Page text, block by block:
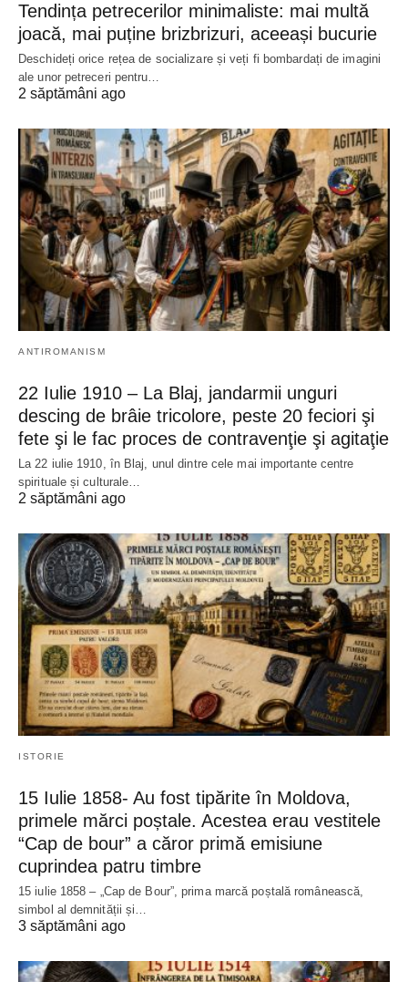
Tendința petrecerilor minimaliste: mai multă
joacă, mai puține brizbrizuri, aceeași bucurie
Deschideți orice rețea de socializare și veți fi bombardați de imagini
ale unor petreceri pentru…
2 săptămâni ago
ANTIROMANISM
22 Iulie 1910 – La Blaj, jandarmii unguri
descing de brâie tricolore, peste 20 feciori şi
fete şi le fac proces de contravenţie şi agitaţie
La 22 iulie 1910, în Blaj, unul dintre cele mai importante centre
spirituale și culturale…
2 săptămâni ago
ISTORIE
15 Iulie 1858- Au fost tipărite în Moldova,
primele mărci poștale. Acestea erau vestitele
“Cap de bour” a căror primă emisiune
cuprindea patru timbre
15 iulie 1858 – „Cap de Bour”, prima marcă poștală românească,
simbol al demnității și…
3 săptămâni ago